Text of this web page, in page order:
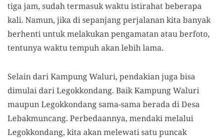
tiga jam, sudahtermasuk waktuistirahat beberapa
kali. Namun, jika disepanjangperjalanankitabanyak
berhenti untuk melakukan pengamatan atauberfoto,
tentunya waktu tempuh akan lebih lama.
Selain dari Kampung Waluri, pendakianjuga bisa
dimulai dari Legokkondang. Baik Kampung Waluri
maupun Legokkondang sama-sama berada di Desa
Lebakmuncang. Perbedaannya, mendaki melalui
Legokkondang, kitaakan melewati satu puncak